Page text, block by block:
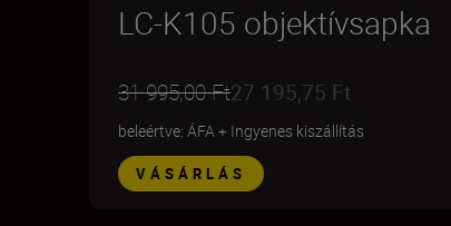
LC-K105 objektívsapka
31 995,00 Ft27 195,75 Ft
beleértve: ÁFA+ Ingyenes kiszállítás
VÁSÁRLÁS